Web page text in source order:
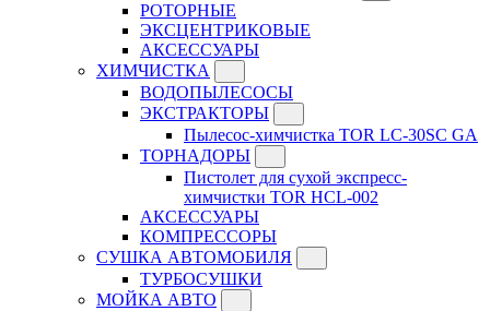
РОТОРНЫЕ
ЭКСЦЕНТРИКОВЫЕ
АКСЕССУАРЫ
ХИМЧИСТКА
ВОДОПЫЛЕСОСЫ
ЭКСТРАКТОРЫ
Пылесос-химчистка TOR LC-30SC GA
ТОРНАДОРЫ
Пистолет для сухой экспресс-
химчистки TOR HCL-002
АКСЕССУАРЫ
КОМПРЕССОРЫ
СУШКА АВТОМОБИЛЯ
ТУРБОСУШКИ
МОЙКА АВТО